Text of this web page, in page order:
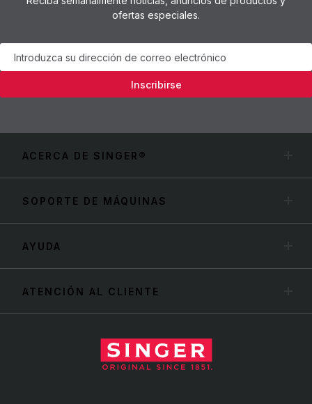
ofertas especiales.
Boletín
Inscribirse
ACERCA DE SINGER®
SOPORTE DE MÁQUINAS
AYUDA
ATENCIÓN AL CLIENTE